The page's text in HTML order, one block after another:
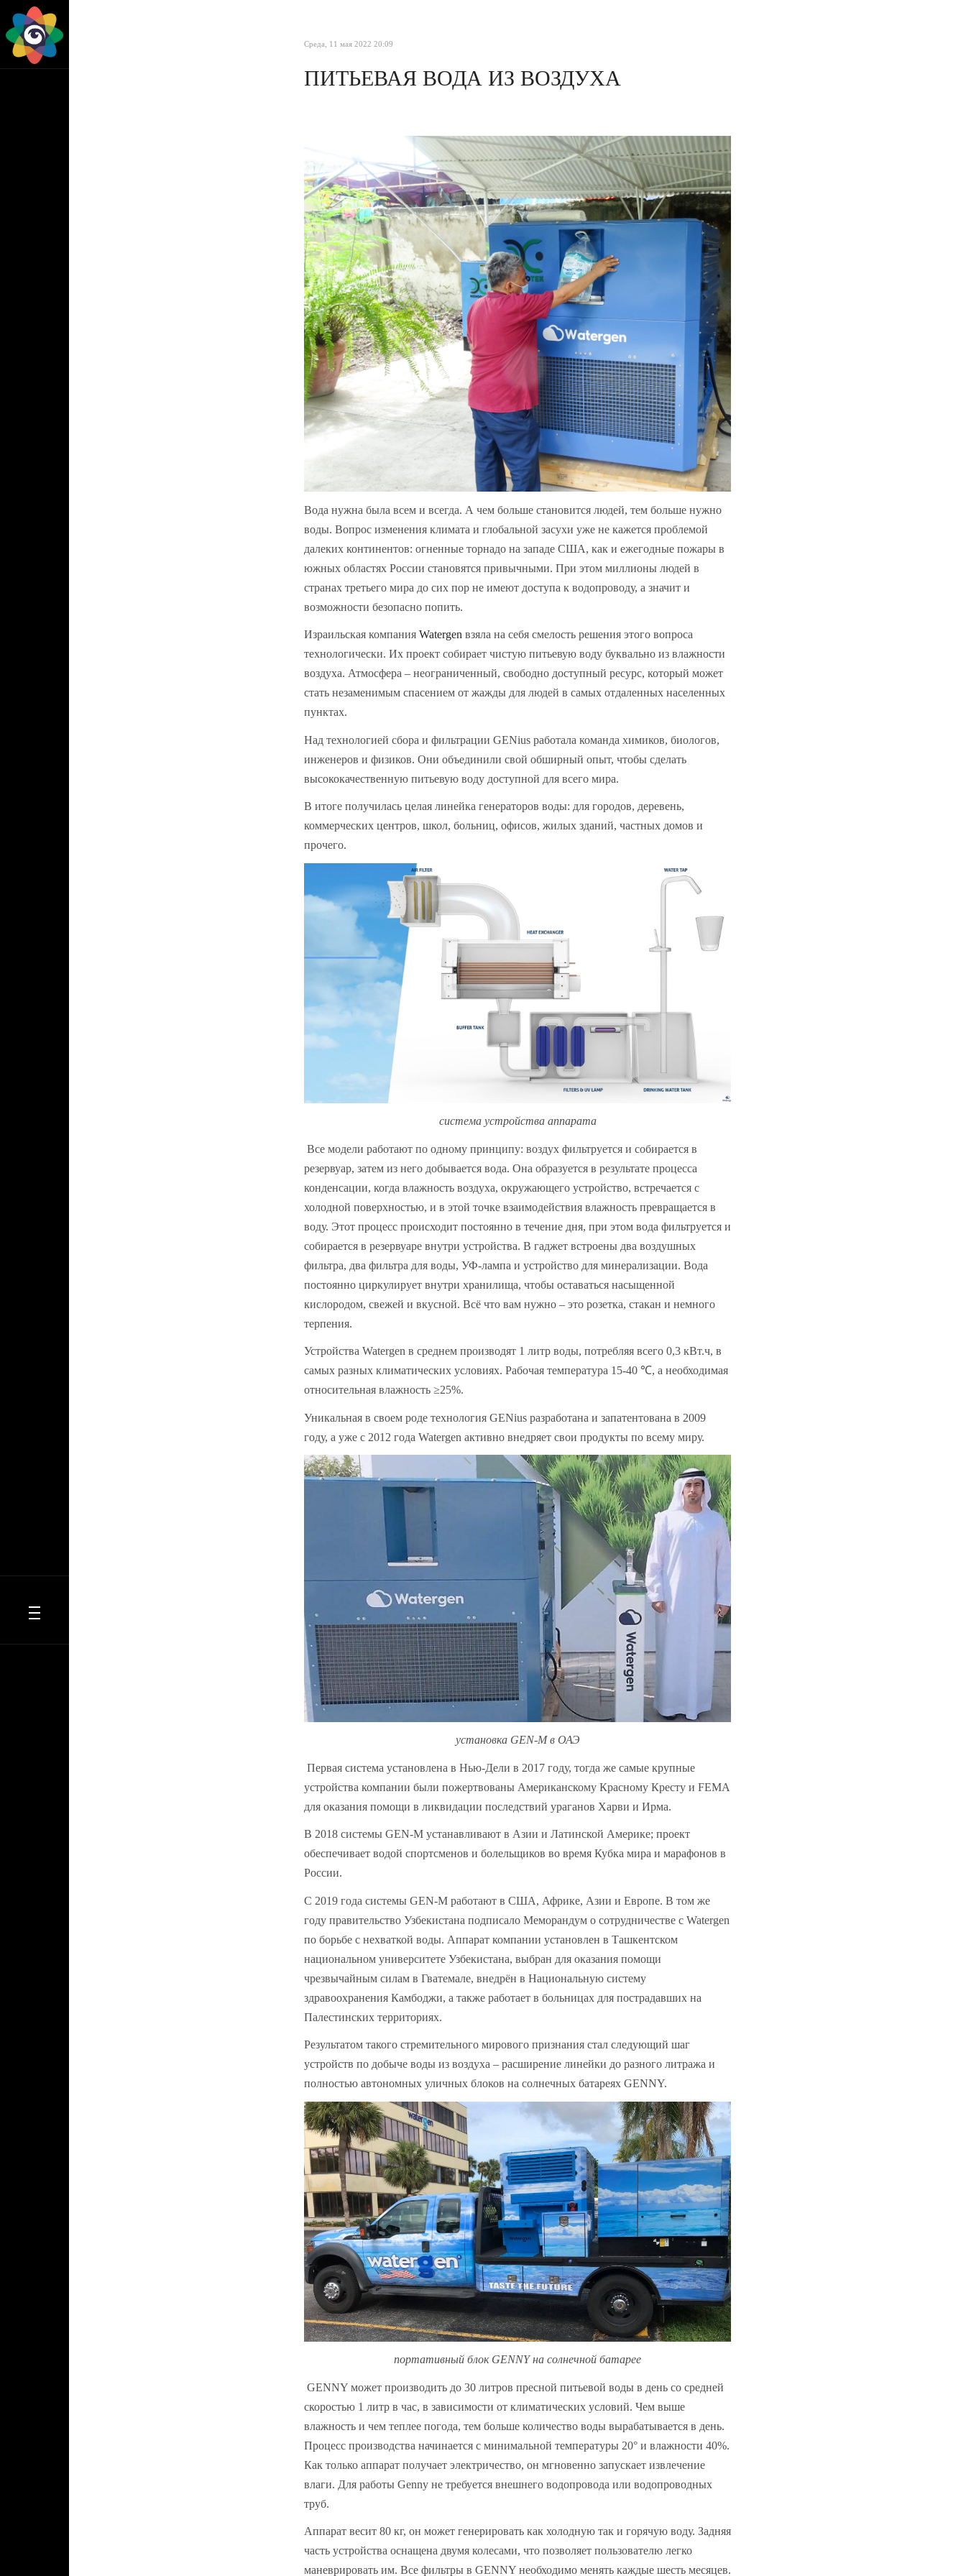
Среда, 11 мая 2022 20:09
ПИТЬЕВАЯ ВОДА ИЗ ВОЗДУХА
Вода нужна была всем и всегда. А чем больше становится людей, тем больше нужно
воды. Вопрос изменения климата и глобальной засухи уже не кажется проблемой
далеких континентов: огненные торнадо на западе США, как и ежегодные пожары в
южных областях России становятся привычными. При этом миллионы людей в
странах третьего мира до сих пор не имеют доступа к водопроводу, а значит и
возможности безопасно попить.
Израильская компания Watergen взяла на себя смелость решения этого вопроса
технологически. Их проект собирает чистую питьевую воду буквально из влажности
воздуха. Атмосфера – неограниченный, свободно доступный ресурс, который может
стать незаменимым спасением от жажды для людей в самых отдаленных населенных
пунктах.
Над технологией сбора и фильтрации GENius работала команда химиков, биологов,
инженеров и физиков. Они объединили свой обширный опыт, чтобы сделать
высококачественную питьевую воду доступной для всего мира.
В итоге получилась целая линейка генераторов воды: для городов, деревень,
коммерческих центров, школ, больниц, офисов, жилых зданий, частных домов и
прочего.
система устройства аппарата
Все модели работают по одному принципу: воздух фильтруется и собирается в
резервуар, затем из него добывается вода. Она образуется в результате процесса
конденсации, когда влажность воздуха, окружающего устройство, встречается с
холодной поверхностью, и в этой точке взаимодействия влажность превращается в
воду. Этот процесс происходит постоянно в течение дня, при этом вода фильтруется и
собирается в резервуаре внутри устройства. В гаджет встроены два воздушных
фильтра, два фильтра для воды, УФ-лампа и устройство для минерализации. Вода
постоянно циркулирует внутри хранилища, чтобы оставаться насыщенной
кислородом, свежей и вкусной. Всё что вам нужно – это розетка, стакан и немного
терпения.
Устройства Watergen в среднем производят 1 литр воды, потребляя всего 0,3 кВт.ч, в
самых разных климатических условиях. Рабочая температура 15-40 ℃, а необходимая
относительная влажность ≥25%.
Уникальная в своем роде технология GENius разработана и запатентована в 2009
году, а уже с 2012 года Watergen активно внедряет свои продукты по всему миру.
установка GEN-M в ОАЭ
Первая система установлена в Нью-Дели в 2017 году, тогда же самые крупные
устройства компании были пожертвованы Американскому Красному Кресту и FEMA
для оказания помощи в ликвидации последствий ураганов Харви и Ирма.
В 2018 системы GEN-M устанавливают в Азии и Латинской Америке; проект
обеспечивает водой спортсменов и болельщиков во время Кубка мира и марафонов в
России.
С 2019 года системы GEN-M работают в США, Африке, Азии и Европе. В том же
году правительство Узбекистана подписало Меморандум о сотрудничестве с Watergen
по борьбе с нехваткой воды. Аппарат компании установлен в Ташкентском
национальном университете Узбекистана, выбран для оказания помощи
чрезвычайным силам в Гватемале, внедрён в Национальную систему
здравоохранения Камбоджи, а также работает в больницах для пострадавших на
Палестинских территориях.
Результатом такого стремительного мирового признания стал следующий шаг
устройств по добыче воды из воздуха – расширение линейки до разного литража и
полностью автономных уличных блоков на солнечных батареях GENNY.
портативный блок GENNY на солнечной батарее
GENNY может производить до 30 литров пресной питьевой воды в день со средней
скоростью 1 литр в час, в зависимости от климатических условий. Чем выше
влажность и чем теплее погода, тем больше количество воды вырабатывается в день.
Процесс производства начинается с минимальной температуры 20° и влажности 40%.
Как только аппарат получает электричество, он мгновенно запускает извлечение
влаги. Для работы Genny не требуется внешнего водопровода или водопроводных
труб.
Аппарат весит 80 кг, он может генерировать как холодную так и горячую воду. Задняя
часть устройства оснащена двумя колесами, что позволяет пользователю легко
маневрировать им. Все фильтры в GENNY необходимо менять каждые шесть месяцев.